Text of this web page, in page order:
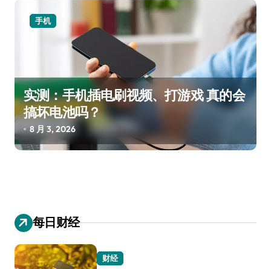
手机
实测：手机插电刷视频、打游戏 真的会
搞坏电池吗？
8 月 3, 2026
每日财经
财经